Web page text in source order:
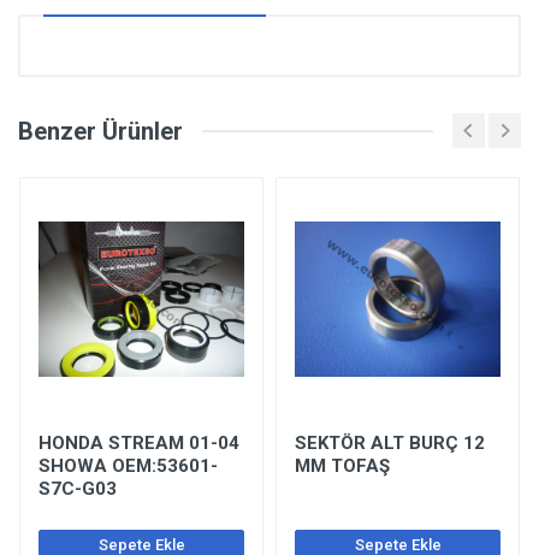
Benzer Ürünler
HONDA STREAM 01-04
SHOWA OEM:53601-
S7C-G03
Sepete Ekle
SEKTÖR ALT BURÇ 12
MM TOFAŞ
Sepete Ekle